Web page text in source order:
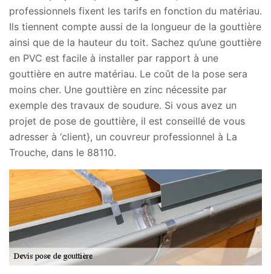
professionnels fixent les tarifs en fonction du matériau.
Ils tiennent compte aussi de la longueur de la gouttière
ainsi que de la hauteur du toit. Sachez qu’une gouttière
en PVC est facile à installer par rapport à une
gouttière en autre matériau. Le coût de la pose sera
moins cher. Une gouttière en zinc nécessite par
exemple des travaux de soudure. Si vous avez un
projet de pose de gouttière, il est conseillé de vous
adresser à ‘client}, un couvreur professionnel à La
Trouche, dans le 88110.